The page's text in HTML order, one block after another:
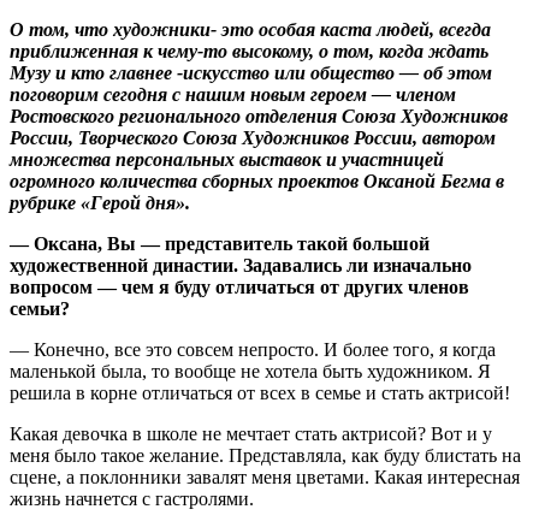
О том, что художники- это особая каста людей, всегда
приближенная к чему-то высокому, о том, когда ждать
Музу и кто главнее -искусство или общество — об этом
поговорим сегодня с нашим новым героем — членом
Ростовского регионального отделения Союза Художников
России, Творческого Союза Художников России, автором
множества персональных выставок и участницей
огромного количества сборных проектов Оксаной Бегма в
рубрике «Герой дня».
— Оксана, Вы — представитель такой большой
художественной династии. Задавались ли изначально
вопросом — чем я буду отличаться от других членов
семьи?
— Конечно, все это совсем непросто. И более того, я когда
маленькой была, то вообще не хотела быть художником. Я
решила в корне отличаться от всех в семье и стать актрисой!
Какая девочка в школе не мечтает стать актрисой? Вот и у
меня было такое желание. Представляла, как буду блистать на
сцене, а поклонники завалят меня цветами. Какая интересная
жизнь начнется с гастролями.